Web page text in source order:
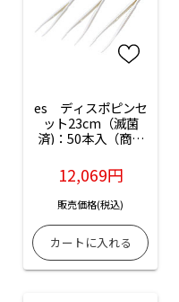
es　ディスポピンセ
ット23cm（滅菌
済)：50本入（商品
23）
12,069円
販売価格(税込)